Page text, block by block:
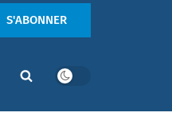
S'ABONNER